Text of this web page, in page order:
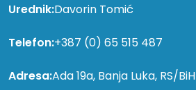
Urednik:Davorin Tomić
Telefon:+387 (0) 65 515 487
Adresa:Ada 19a, Banja Luka, RS/BiH